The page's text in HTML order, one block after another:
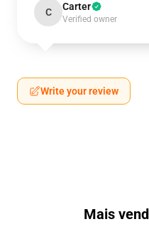
C Carter
Verified owner
Write your review
Mais